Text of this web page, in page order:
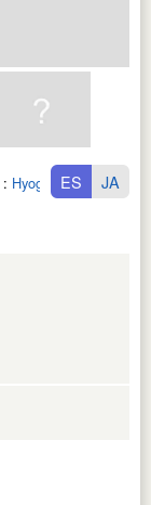
: Hyogo Ken
ES JA